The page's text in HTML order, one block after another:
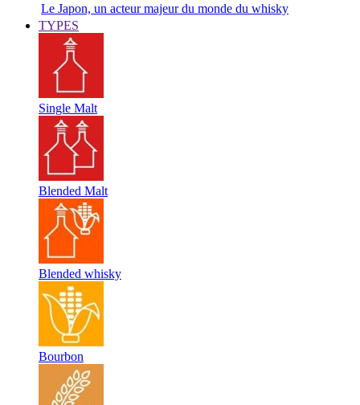
Le Japon, un acteur majeur du monde du whisky
TYPES
Single Malt
Blended Malt
Blended whisky
Bourbon